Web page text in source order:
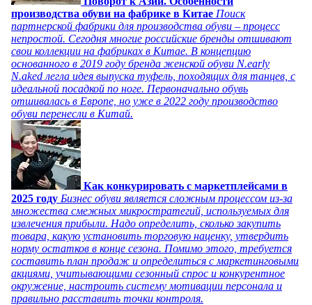
производства обуви на фабрике в Китае Поиск
партнерской фабрики для производства обуви – процесс
непростой. Сегодня многие российские бренды отшивают
свои коллекции на фабриках в Китае. В концепцию
основанного в 2019 году бренда женской обуви N.early
N.aked легла идея выпуска туфель, походящих для танцев, с
идеальной посадкой по ноге. Первоначально обувь
отшивалась в Европе, но уже в 2022 году производство
обуви перенесли в Китай.
Как конкурировать с маркетплейсами в
2025 году Бизнес обуви является сложным процессом из-за
множества смежных микростратегий, используемых для
извлечения прибыли. Надо определить, сколько закупить
товара, какую установить торговую наценку, утвердить
норму остатков в конце сезона. Помимо этого, требуется
составить план продаж и определиться с маркетинговыми
акциями, учитывающими сезонный спрос и конкурентное
окружение, настроить систему мотивации персонала и
правильно расставить точки контроля.